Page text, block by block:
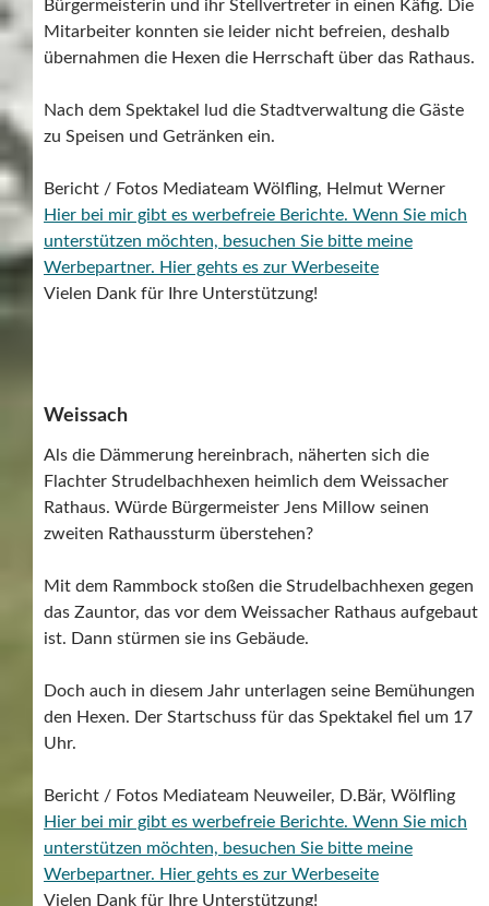
Bürgermeisterin und ihr Stellvertreter in einen Käfig. Die
Mitarbeiter konnten sie leider nicht befreien, deshalb
übernahmen die Hexen die Herrschaft über das Rathaus.
Nach dem Spektakel lud die Stadtverwaltung die Gäste
zu Speisen und Getränken ein.
Bericht / Fotos Mediateam Wölfling, Helmut Werner
Hier bei mir gibt es werbefreie Berichte. Wenn Sie mich
unterstützen möchten, besuchen Sie bitte meine
Werbepartner. Hier gehts es zur Werbeseite
Vielen Dank für Ihre Unterstützung!
Weissach
Als die Dämmerung hereinbrach, näherten sich die
Flachter Strudelbachhexen heimlich dem Weissacher
Rathaus. Würde Bürgermeister Jens Millow seinen
zweiten Rathaussturm überstehen?
Mit dem Rammbock stoßen die Strudelbachhexen gegen
das Zauntor, das vor dem Weissacher Rathaus aufgebaut
ist. Dann stürmen sie ins Gebäude.
Doch auch in diesem Jahr unterlagen seine Bemühungen
den Hexen. Der Startschuss für das Spektakel fiel um 17
Uhr.
Bericht / Fotos Mediateam Neuweiler, D.Bär, Wölfling
Hier bei mir gibt es werbefreie Berichte. Wenn Sie mich
unterstützen möchten, besuchen Sie bitte meine
Werbepartner. Hier gehts es zur Werbeseite
Vielen Dank für Ihre Unterstützung!